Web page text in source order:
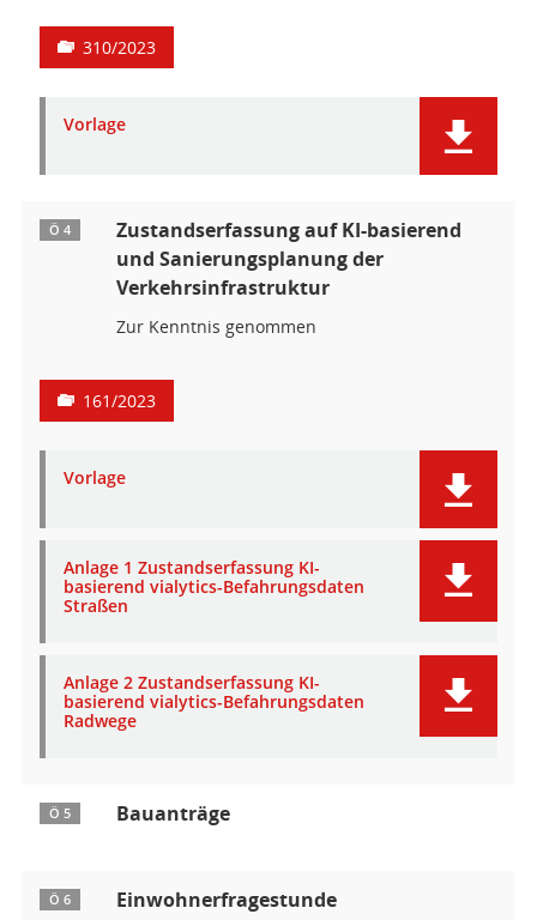
310/2023
Vorlage
Ö 4
Zustandserfassung auf KI-basierend
und Sanierungsplanung der
Verkehrsinfrastruktur
Zur Kenntnis genommen
161/2023
Vorlage
Anlage 1 Zustandserfassung KI-
basierend vialytics-Befahrungsdaten
Straßen
Anlage 2 Zustandserfassung KI-
basierend vialytics-Befahrungsdaten
Radwege
Ö 5 Bauanträge
Ö 6 Einwohnerfragestunde